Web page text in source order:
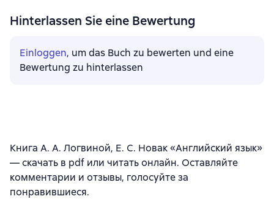
Hinterlassen Sie eine Bewertung
Einloggen, um das Buch zu bewerten und eine
Bewertung zu hinterlassen
Книга А. А. Логвиной, Е. С. Новак «Английский язык»
— скачать в pdf или читать онлайн. Оставляйте
комментарии и отзывы, голосуйте за
понравившиеся.